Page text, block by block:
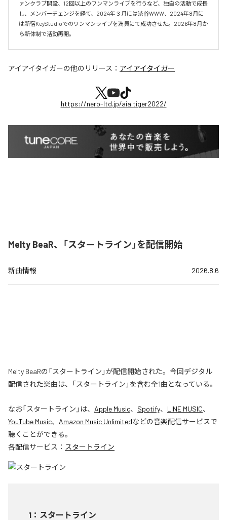
ァンクラブ開設、12回以上のワンマンライブを行うなど、独自の活動で成長
し、メンバーチェンジを経て、2024年３月には渋谷WWW、2024年8月に
は新宿KeyStudioでのワンマンライブを満員にて成功させた。2026年8月か
ら新体制で活動再開。
アイアイタイガーの他のリリース： アイアイタイガー
https://nero-ltd.jp/aiaitiger2022/
Melty BeaR、「スタートライン」を配信開始
新曲情報 2026.8.6
Melty BeaRの「スタートライン」が配信開始された。今回デジタル
配信された楽曲は、「スタートライン」を含む全1曲となっている。
なお「スタートライン 」は、 Apple Music、 Spotify、 LINE MUSIC、
YouTube Music、 Amazon Music Unlimitedなどの音楽配信サービスで
聴くことができる。
各配信サービス： スタートライン
1 ： スタートライン